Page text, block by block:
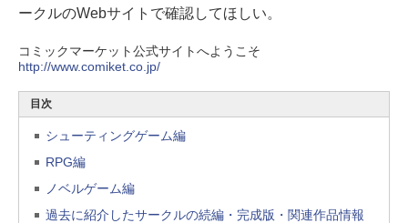
ークルのWebサイトで確認してほしい。
コミックマーケット公式サイトへようこそ
http://www.comiket.co.jp/
目次
シューティングゲーム編
RPG編
ノベルゲーム編
過去に紹介したサークルの続編・完成版・関連作品情報